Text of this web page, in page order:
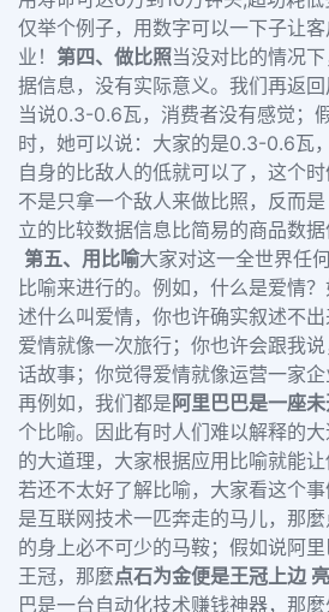
仅举个例子，用数字可以一下子让
业！ 第四、做比照当没对比的情况
据信息，没有实际意义。我们再返回
当说0.3-0.6瓦，消费者没有感觉；
时，她可以说：大家的是0.3-0.6瓦
自身的比敌人的低就可以了，这个
不是只拿一个敌人来做比照，反而
立的比较数据信息比简易的商品数据
第五、用比喻大家对这一全世界任
比喻来进行的。例如，什么是爱情
述什么叫爱情，你也许确实叙述不出
爱情就像一次旅行；你也许会跟我
话故事；你觉得爱情就像运营一家企
再例如，我们都是阿里巴巴是一座
个比喻。因此有时人们难以解释的
的大道理，大家根据应用比喻就能让
若还不太好了解比喻，大家看这个
是互联网技术一匹奔走的马儿，那
的身上必不可少的马鞍；假如说阿
王冠，那麼点石为金便是王冠上边
巴是一台自动化技术赚钱神器，那